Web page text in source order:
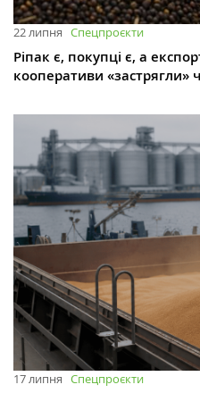
22 липня Спецпроєкти
Ріпак є, покупці є, а
кооперативи «застрягли»
17 липня Спецпроєкти